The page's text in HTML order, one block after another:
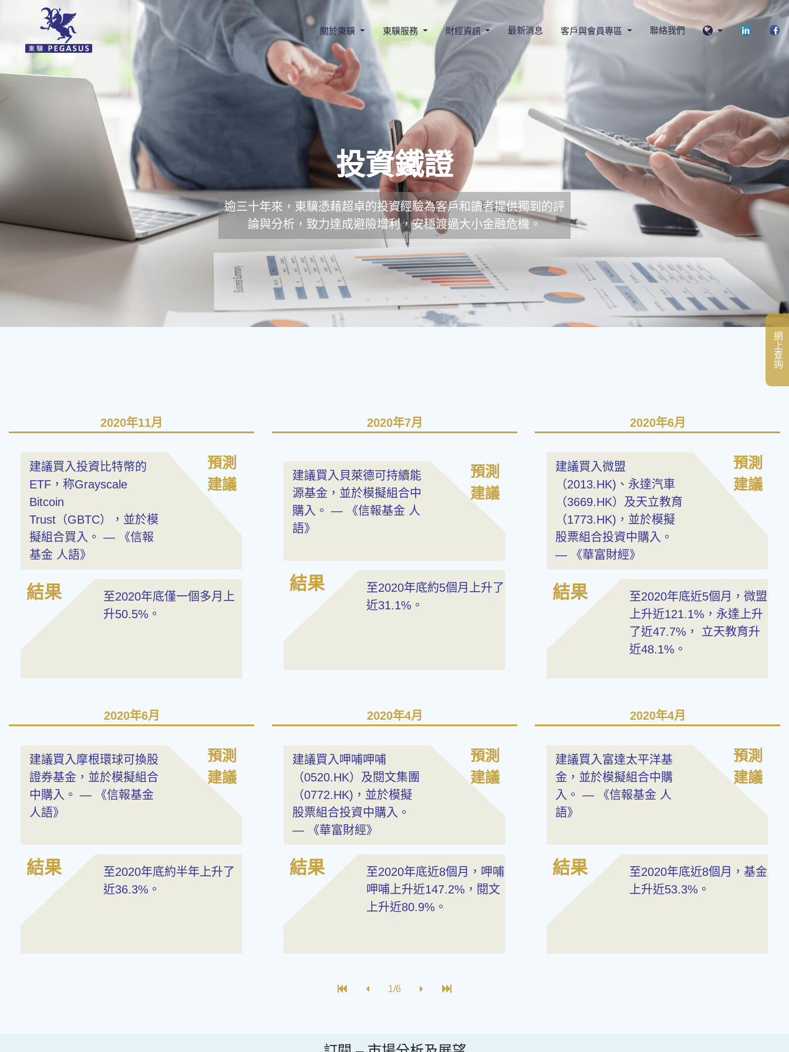
關於東驥 東驥服務 財經資訊 最新消息 客戶與會員專區 聯絡我們
投資鐵證
逾三十年來，東驥憑藉超卓的投資經驗為客戶和讀者提供獨到的評
論與分析，致力達成避險增利，安穩渡過大小金融危機。
2020年11月
建議買入投資比特幣的
ETF，称Grayscale
Bitcoin
Trust（GBTC），並於模
擬組合買入。 — 《信報
基金 人語》
預測
建議
結果
至2020年底僅一個多月上
升50.5%。
2020年7月
建議買入貝萊德可持續能
源基金，並於模擬組合中
購入。 — 《信報基金 人
語》
預測
建議
結果
至2020年底約5個月上升了
近31.1%。
2020年6月
建議買入微盟
（2013.HK)、永達汽車
（3669.HK）及天立教育
（1773.HK)，並於模擬
股票組合投資中購入。
— 《華富財經》
預測
建議
結果
至2020年底近5個月，微盟
上升近121.1%，永達上升
了近47.7%， 立天教育升
近48.1%。
2020年6月
建議買入摩根環球可換股
證券基金，並於模擬組合
中購入。 — 《信報基金
人語》
預測
建議
結果
至2020年底約半年上升了
近36.3%。
2020年4月
建議買入呷哺呷哺
（0520.HK）及閱文集團
（0772.HK)，並於模擬
股票組合投資中購入。
— 《華富財經》
預測
建議
結果
至2020年底近8個月，呷哺
呷哺上升近147.2%，閱文
上升近80.9%。
2020年4月
建議買入富達太平洋基
金，並於模擬組合中購
入。 — 《信報基金 人
語》
預測
建議
結果
至2020年底近8個月，基金
上升近53.3%。
1/6
網上查詢